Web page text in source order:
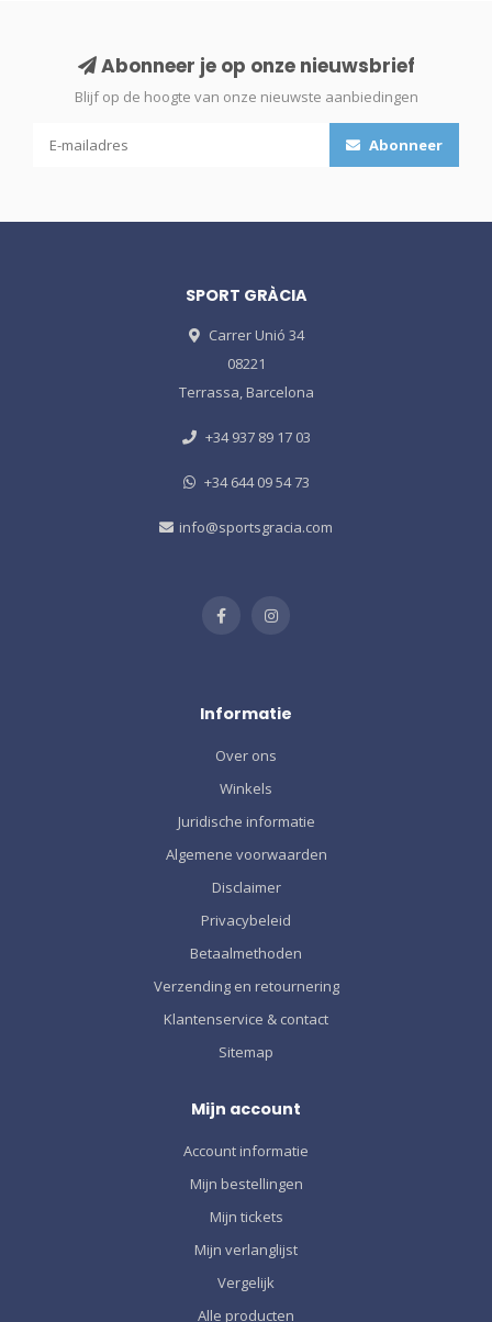
Abonneer je op onze nieuwsbrief
Blijf op de hoogte van onze nieuwste aanbiedingen
Abonneer
SPORT GRÀCIA
Carrer Unió 34
08221
Terrassa, Barcelona
+34 937 89 17 03
+34 644 09 54 73
info@sportsgracia.com
Informatie
Over ons
Winkels
Juridische informatie
Algemene voorwaarden
Disclaimer
Privacybeleid
Betaalmethoden
Verzending en retournering
Klantenservice & contact
Sitemap
Mijn account
Account informatie
Mijn bestellingen
Mijn tickets
Mijn verlanglijst
Vergelijk
Alle producten